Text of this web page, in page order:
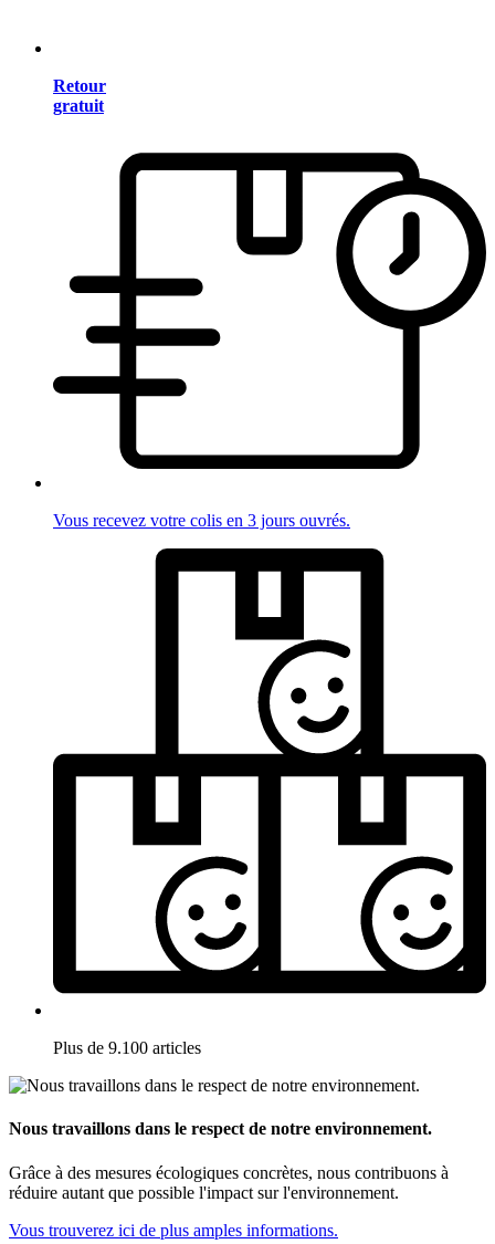
Retour
gratuit
Vous recevez votre colis en 3 jours ouvrés.
Plus de 9.100 articles
Nous travaillons dans le respect de notre environnement.
Grâce à des mesures écologiques concrètes, nous contribuons à
réduire autant que possible l'impact sur l'environnement.
Vous trouverez ici de plus amples informations.